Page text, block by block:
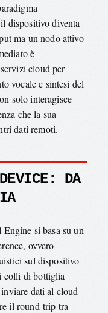
dispositivo diventa
ma un nodo attivo
è
cloud per
vocale e sintesi del
solo interagisce
che la sua
dati remoti.
DA
si basa su un
ovvero
sul dispositivo
colli di bottiglia
dati al cloud
il round-trip tra